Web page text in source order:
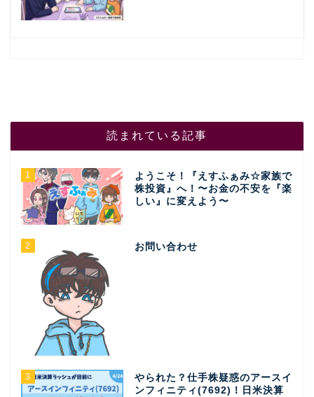
読まれている記事
1
ようこそ！『えすふぁみ☆家族で
株投資』へ！〜お金の不安を『楽
しい』に変えよう〜
2 お問い合わせ
3
やられた？仕手株疑惑のアースイ
ンフィニティ(7692)！日米決算